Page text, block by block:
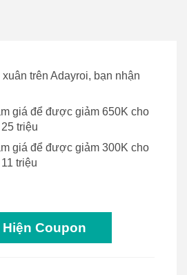
trên Adayroi, bạn nhận
giá để được giảm 650K cho
triệu
giá để được giảm 300K cho
triệu
Hiện Coupon